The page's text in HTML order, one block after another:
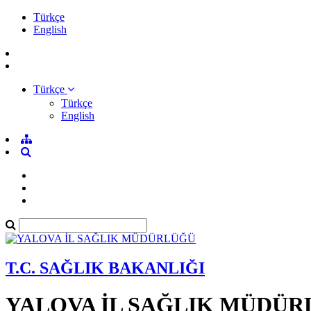
Türkçe
English
Türkçe
Türkçe
English
T.C. SAĞLIK BAKANLIĞI
YALOVA İL SAĞLIK